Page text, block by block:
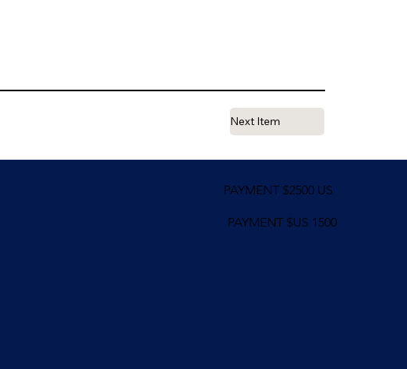
Next Item
PAYMENT $2500 US
PAYMENT $US 1500